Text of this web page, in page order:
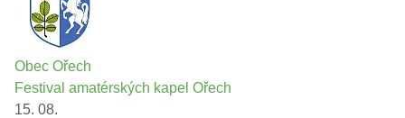
Obec Ořech
Festival amatérských kapel Ořech
15. 08.